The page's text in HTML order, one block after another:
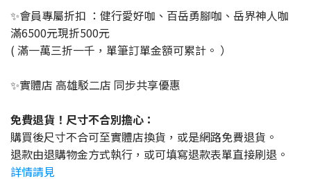
✨會員專屬折扣 ：健行愛好咖、百岳勇腳咖、岳界神人咖
滿6500元現折500元
( 滿一萬三折一千，單筆訂單金額可累計。 ）
✨實體店 高雄駁二店 同步共享優惠
免費退貨！尺寸不合別擔心：
購買後尺寸不合可至實體店換貨，或是網路免費退貨。
退款由退購物金方式執行，或可填寫退款表單直接刷退。
詳情請見